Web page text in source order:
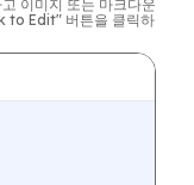
이미지 또는 마크다운
to Edit" 버튼을 클릭하